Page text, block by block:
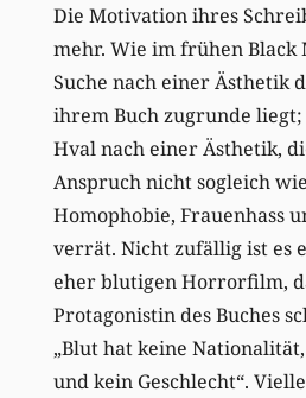
Die Motivation ihres
mehr. Wie im frühen Black
Suche nach einer Ästhetik
ihrem Buch zugrunde
Hval nach einer Ästhetik,
Anspruch nicht sogleich
Homophobie, Frauenhass
verrät. Nicht zufällig ist es
eher blutigen Horrorfilm,
Protagonistin des Buches
„Blut hat keine
und kein Geschlecht“.